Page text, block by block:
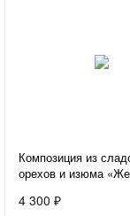
Композиция из
орехов и изюма
4 300 ₽